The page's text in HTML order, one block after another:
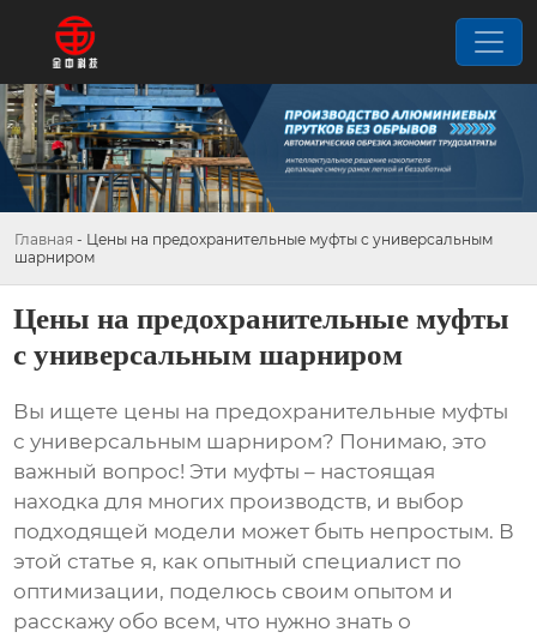
Главная - Цены на предохранительные муфты с универсальным
шарниром
Цены на предохранительные муфты
с универсальным шарниром
Вы ищете цены на предохранительные муфты
с универсальным шарниром? Понимаю, это
важный вопрос! Эти муфты – настоящая
находка для многих производств, и выбор
подходящей модели может быть непростым. В
этой статье я, как опытный специалист по
оптимизации, поделюсь своим опытом и
расскажу обо всем, что нужно знать о